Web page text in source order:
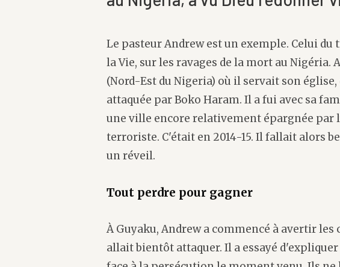
Le pasteur Andrew est un exemple. Celui du
la Vie, sur les ravages de la mort au Nigéria.
(Nord-Est du Nigeria) où il servait son
attaquée par Boko Haram. Il a fui avec sa
une ville encore relativement épargnée par
terroriste. C'était en 2014-15. Il fallait alors
un réveil.
Tout perdre pour gagner
À Guyaku, Andrew a commencé à avertir
allait bientôt attaquer. Il a essayé